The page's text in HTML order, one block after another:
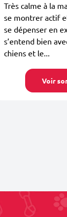
Très calme à la
se montrer actif
se dépenser en
s’entend bien
chiens et le...
Voir